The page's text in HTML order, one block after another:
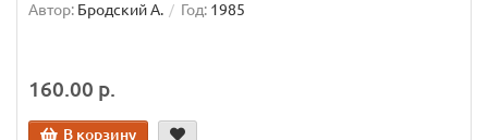
Автор: Бродский А. Год: 1985
160.00 р.
В корзину